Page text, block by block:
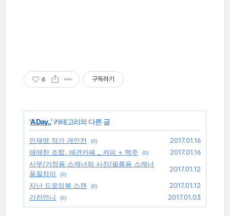
6 구독하기
'A Day..' 카테고리의 다른 글
민재영 작가 개인전 (0)
2017.01.16
애매한 조합, 애견카페 _ 커피 + 맥주
(0)
2017.01.16
사무/가정용 스캐너와 사진/필름용 스캐너
품질차이
(0)
2017.01.12
지난 드로잉북 스캔
(0)
2017.01.12
가진언니
(0) 2017.01.03